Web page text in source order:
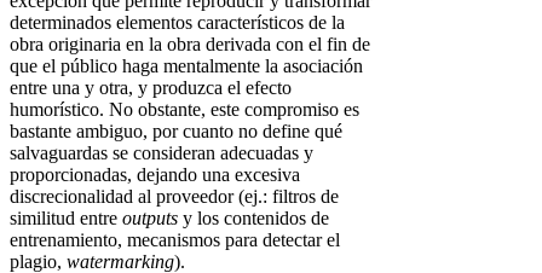
determinados elementos característicos de la
obra originaria en la obra derivada con el fin de
que el público haga mentalmente la asociación
entre una y otra, y produzca el efecto
humorístico. No obstante, este compromiso es
bastante ambiguo, por cuanto no define qué
salvaguardas se consideran adecuadas y
proporcionadas, dejando una excesiva
discrecionalidad al proveedor (ej.: filtros de
similitud entre outputs y los contenidos de
entrenamiento, mecanismos para detectar el
plagio, watermarking).